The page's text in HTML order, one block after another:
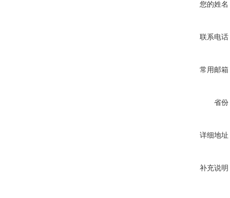
您的姓名
联系电话
常用邮箱
省份
详细地址
补充说明